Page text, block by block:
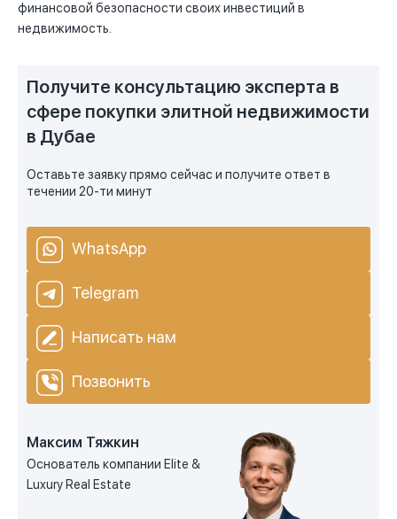
финансовой безопасности своих инвестиций в
недвижимость.
Получите консультацию эксперта в
сфере покупки элитной недвижимости
в Дубае
Оставьте заявку прямо сейчас и получите ответ в
течении 20-ти минут
WhatsApp
Telegram
Написать нам
Позвонить
Максим Тяжкин
Основатель компании Elite &
Luxury Real Estate